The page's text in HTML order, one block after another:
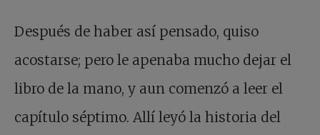
Después de haber así pensado, quiso
acostarse; pero le apenaba mucho dejar el
libro de la mano, y aun comenzó a leer el
capítulo séptimo. Allí leyó la historia del